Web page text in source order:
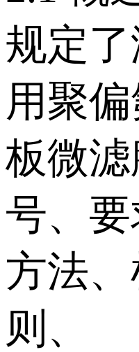
规定
用聚
板微
号、
方法
则、